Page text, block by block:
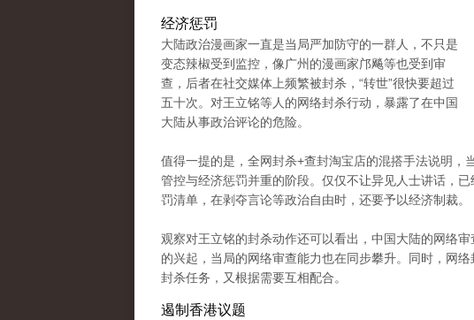
经济惩罚
大陆政治漫画家一直是当局严加防守的一群人，不只是
变态辣椒受到监控，像广州的漫画家邝飚等也受到审
查，后者在社交媒体上频繁被封杀，“转世”很快要超过
五十次。对王立铭等人的网络封杀行动，暴露了在中国
大陆从事政治评论的危险。
值得一提的是，全网封杀+查封淘宝店的混搭手法说明
管控与经济惩罚并重的阶段。仅仅不让异见人士讲话，
罚清单，在剥夺言论等政治自由时，还要予以经济制裁。
观察对王立铭的封杀动作还可以看出，中国大陆的网络
的兴起，当局的网络审查能力也在同步攀升。同时，网
封杀任务，又根据需要互相配合。
遏制香港议题